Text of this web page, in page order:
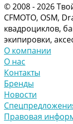
© 2008 - 2026
CFMOTO, OSM,
квадроциклов,
экипировки,
О компании
О нас
Контакты
Бренды
Новости
Правовая